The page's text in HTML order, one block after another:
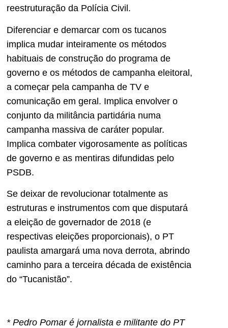
reestruturação da Polícia Civil.
Diferenciar e demarcar com os tucanos
implica mudar inteiramente os métodos
habituais de construção do programa de
governo e os métodos de campanha eleitoral,
a começar pela campanha de TV e
comunicação em geral. Implica envolver o
conjunto da militância partidária numa
campanha massiva de caráter popular.
Implica combater vigorosamente as políticas
de governo e as mentiras difundidas pelo
PSDB.
Se deixar de revolucionar totalmente as
estruturas e instrumentos com que disputará
a eleição de governador de 2018 (e
respectivas eleições proporcionais), o PT
paulista amargará uma nova derrota, abrindo
caminho para a terceira década de existência
do “Tucanistão”.
* Pedro Pomar é jornalista e militante do PT